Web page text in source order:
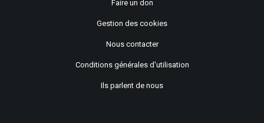
Faire un don
Gestion des cookies
Nous contacter
Conditions générales d'utilisation
Ils parlent de nous